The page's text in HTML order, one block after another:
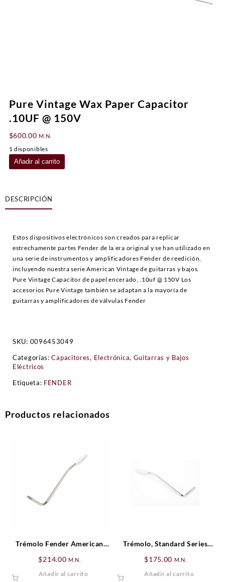
Pure Vintage Wax Paper Capacitor
.10UF @ 150V
$600.00 M.N.
1 disponibles
Pure
Vintage
Capacitor
.10UF
Añadir al carrito
DESCRIPCIÓN
Estos dispositivos electrónicos son creados para replicar
estrechamente partes Fender de la era original y se han utilizado en
una serie de instrumentos y amplificadores Fender de reedición,
incluyendo nuestra serie American Vintage de guitarras y bajos.
Pure Vintage Capacitor de papel encerado, .10uf @ 150V Los
accesorios Pure Vintage también se adaptan a la mayoría de
guitarras y amplificadores de válvulas Fender
SKU: 0096453049
Categorías:Capacitores, Electrónica, Guitarras y Bajos
Eléctricos
Etiqueta: FENDER
Productos relacionados
Trémolo Fender American
Stratocaster®, Cromado para
zurdo
$214.00 M.N.
Añadir al carrito
Trémolo, Standard Series
$175.00 M.N.
Añadir al carrito